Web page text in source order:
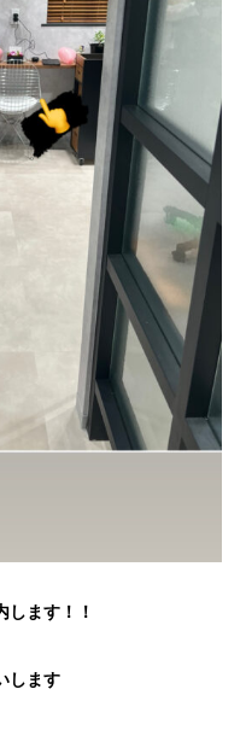
します！！
します